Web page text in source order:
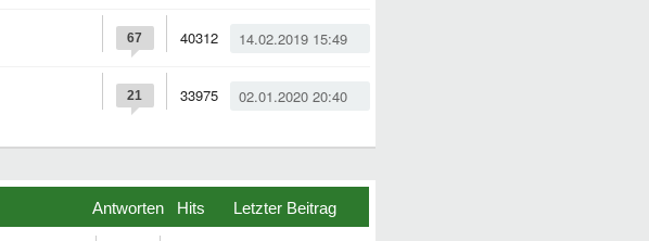
14.02.2019 15:49
40312
67
02.01.2020 20:40
33975
21
Hits
Antworten Letzter Beitrag